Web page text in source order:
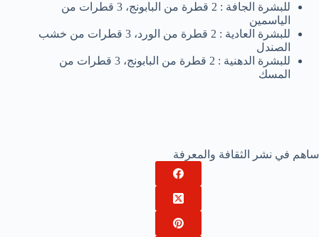
للبشرة الجافة : 2 قطرة من البابونج، 3 قطرات من
الياسمين
للبشرة العادية : 2 قطرة من الورد، 3 قطرات من خشب
الصندل
للبشرة الدهنية : 2 قطرة من البابونج، 3 قطرات من
المسك
ساهم في نشر الثقافة والمعرفة